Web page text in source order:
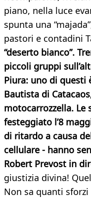
piano, nella luce
spunta una
pastori e contadini
“deserto bianco”.
piccoli gruppi
Piura: uno di questi
Bautista di
motocarrozzella. Le
festeggiato l’8
di ritardo a causa
cellulare - hanno
Robert Prevost in
giustizia divina!
Non sa quanti